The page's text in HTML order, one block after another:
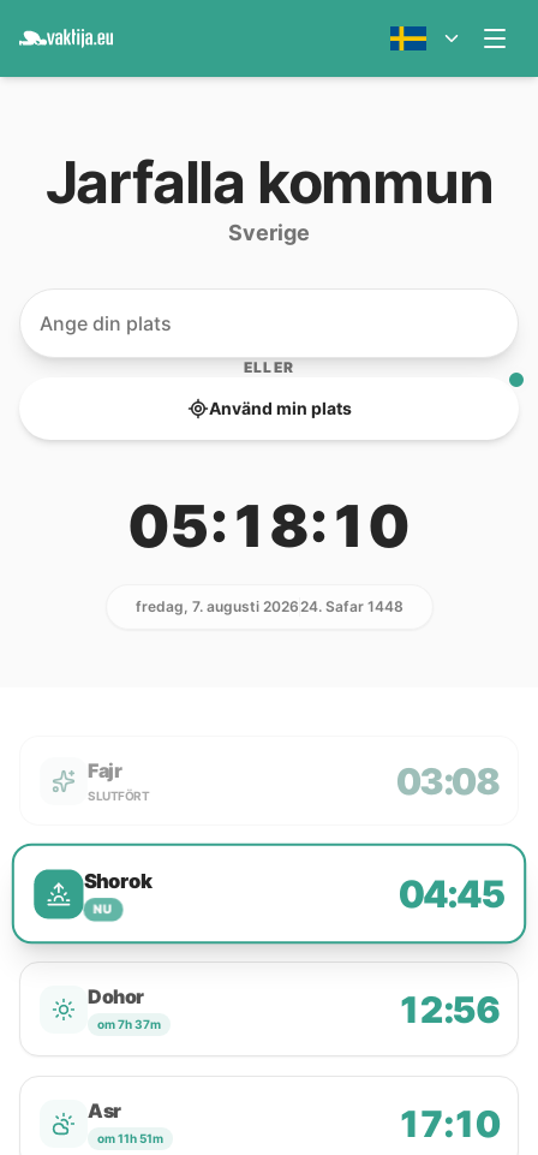
Jarfalla kommun
Sverige
ELLER
Använd min plats
05:18:10
fredag, 7. augusti 202624. Safar 1448
Fajr
SLUTFÖRT 03:08
Shorok
NU 04:45
Dohor
om 7h 37m 12:56
Asr
om 11h 51m 17:10